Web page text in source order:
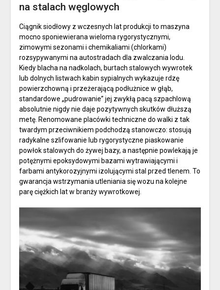
na stalach węglowych
Ciągnik siodłowy z wczesnych lat produkcji to maszyna
mocno sponiewierana wieloma rygorystycznymi,
zimowymi sezonami i chemikaliami (chlorkami)
rozsypywanymi na autostradach dla zwalczania lodu.
Kiedy blacha na nadkolach, burtach stalowych wywrotek
lub dolnych listwach kabin sypialnych wykazuje rdzę
powierzchowną i przeżerającą podłużnice w głąb,
standardowe „pudrowanie” jej zwykłą pacą szpachlową
absolutnie nigdy nie daje pozytywnych skutków dłuższą
metę. Renomowane placówki techniczne do walki z tak
twardym przeciwnikiem podchodzą stanowczo: stosują
radykalne szlifowanie lub rygorystyczne piaskowanie
powłok stalowych do żywej bazy, a następnie powlekają je
potężnymi epoksydowymi bazami wytrawiającymi i
farbami antykorozyjnymi izolującymi stal przed tlenem. To
gwarancja wstrzymania utleniania się wozu na kolejne
parę ciężkich lat w branży wywrotkowej.